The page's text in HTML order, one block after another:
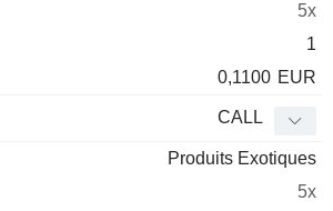
5x
1
0,1100 EUR
CALL
Produits Exotiques
5x